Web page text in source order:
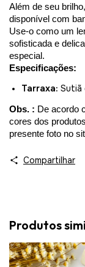
Além de seu
disponível com
Use-o como um
sofisticada e
especial.
Especificações:
Tarraxa: Sutiã
Obs. : De acordo
cores dos
presente foto no
Compartilhar
Produtos